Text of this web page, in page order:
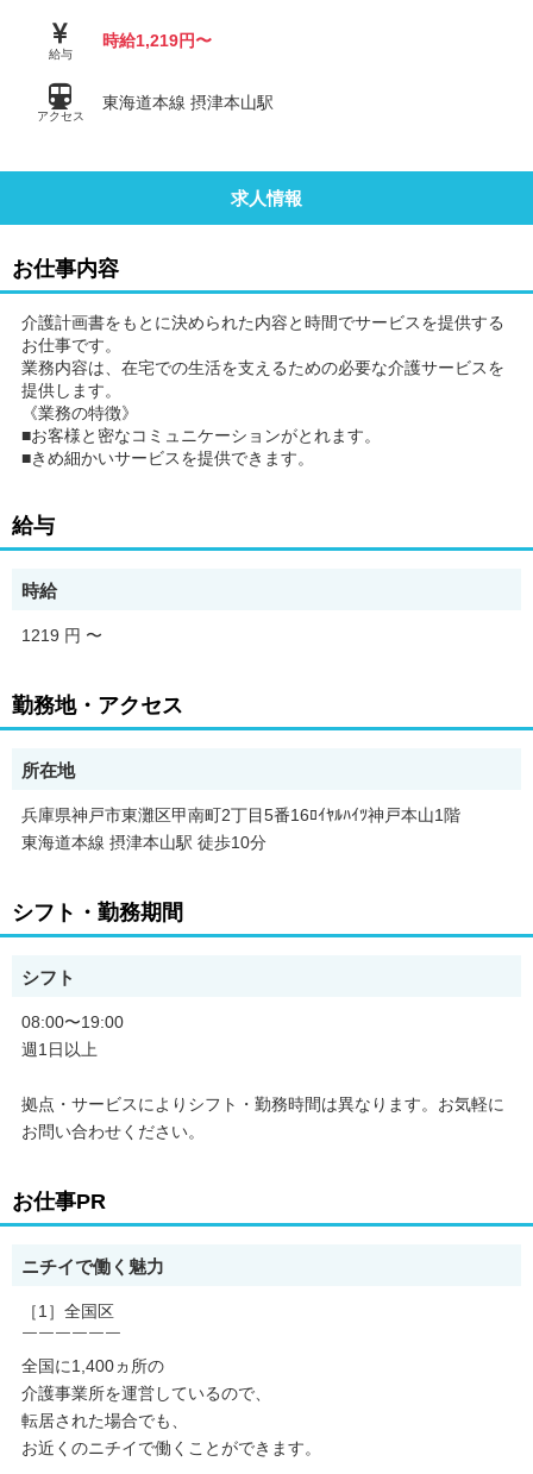
給与
時給1,219円〜
アクセス
東海道本線 摂津本山駅
求人情報
お仕事内容
介護計画書をもとに決められた内容と時間でサービスを提供する
お仕事です。
業務内容は、在宅での生活を支えるための必要な介護サービスを
提供します。
《業務の特徴》
■お客様と密なコミュニケーションがとれます。
■きめ細かいサービスを提供できます。
給与
時給
1219 円 〜
勤務地・アクセス
所在地
兵庫県神戸市東灘区甲南町2丁目5番16ﾛｲﾔﾙﾊｲﾂ神戸本山1階
東海道本線 摂津本山駅 徒歩10分
シフト・勤務期間
シフト
08:00〜19:00
週1日以上
拠点・サービスによりシフト・勤務時間は異なります。お気軽に
お問い合わせください。
お仕事PR
ニチイで働く魅力
［1］全国区
￣￣￣￣￣￣
全国に1,400ヵ所の
介護事業所を運営しているので、
転居された場合でも、
お近くのニチイで働くことができます。